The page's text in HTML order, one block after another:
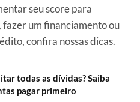
seu score para
um financiamento ou
confira nossas dicas.
todas as dívidas? Saiba
pagar primeiro